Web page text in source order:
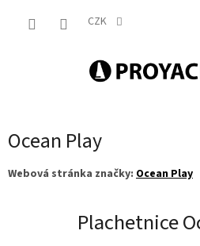
CZK
Ocean Play
Webová stránka značky: Ocean Play
Plachetnice